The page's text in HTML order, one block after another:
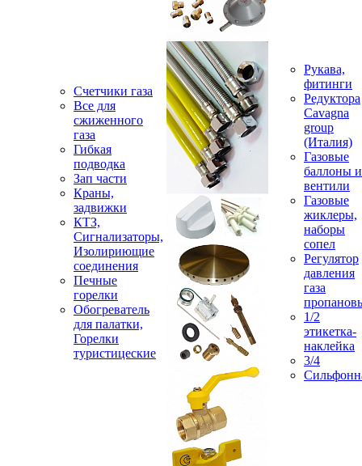
Счетчики газа
Все для
сжиженного
газа
Гибкая
подводка
Зап части
Краны,
задвижки
КТЗ,
Сигнализаторы,
Изолириющие
соединения
Печные
горелки
Обогреватель
для палатки,
Горелки
туристицеские
Рукава,
фитинги
Редуктора
Cavagna
group
(Италия)
Газовые
баллоны и
вентили
Газовые
жиклеры,
наборы
сопел
Регулятор
давления
газа
1/2
этикетка-
наклейка
3/4